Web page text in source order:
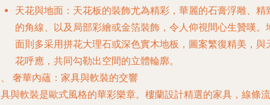
天花與地面 ：天花板的裝飾尤為精彩，華麗的石膏浮雕、精
的角線、以及局部彩繪或金箔裝飾，令人仰視間心生贊嘆。
面則多采用拼花大理石或深色實木地板，圖案繁復精美，與
花呼應，共同勾勒出空間的立體輪廓。
奢華內蘊：家具與軟裝的交響
與軟裝是歐式風格的華彩樂章。樓蘭設計精選的家具，線條流